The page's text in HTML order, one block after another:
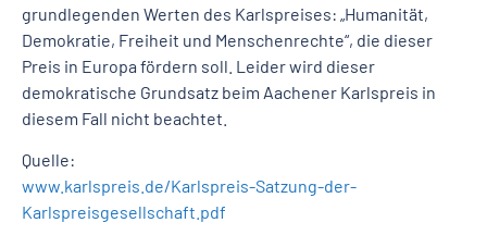
grundlegenden Werten des Karlspreises: „Humanität,
Demokratie, Freiheit und Menschenrechte“, die dieser
Preis in Europa fördern soll. Leider wird dieser
demokratische Grundsatz beim Aachener Karlspreis in
diesem Fall nicht beachtet.
Quelle:
www.karlspreis.de/Karlspreis-Satzung-der-
Karlspreisgesellschaft.pdf